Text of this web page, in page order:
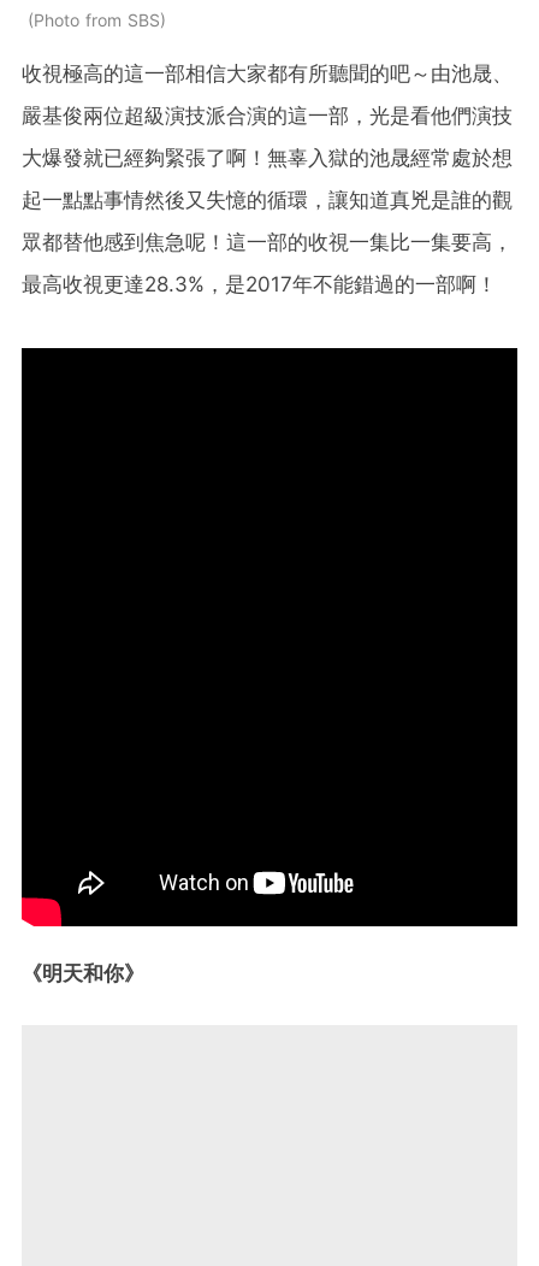
Photo from SBS
收視極高的這一部相信大家都有所聽聞的吧～由池晟、
嚴基俊兩位超級演技派合演的這一部，光是看他們演技
大爆發就已經夠緊張了啊！無辜入獄的池晟經常處於想
起一點點事情然後又失憶的循環，讓知道真兇是誰的觀
眾都替他感到焦急呢！這一部的收視一集比一集要高，
最高收視更達28.3%，是2017年不能錯過的一部啊！
《明天和你》